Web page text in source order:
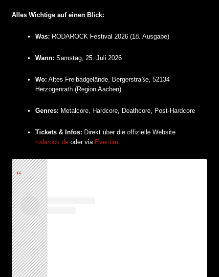
Alles Wichtige auf einen Blick:
Was: RODAROCK Festival 2026 (18. Ausgabe)
Wann: Samstag, 25. Juli 2026
Wo: Altes Freibadgelände, Bergerstraße, 52134
Herzogenrath (Region Aachen)
Genres: Metalcore, Hardcore, Deathcore, Post-Hardcore
Tickets & Infos: Direkt über die offizielle Website
rodarock.deoder via Eventim